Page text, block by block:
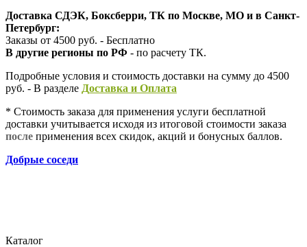
Доставка СДЭК, Боксберри, ТК по Москве, МО и в Санкт-
Петербург:
Заказы от 4500 руб. - Бесплатно
В другие регионы по РФ - по расчету ТК.
Подробные условия и стоимость доставки на сумму до 4500
руб. - В разделе Доставка и Оплата
* Стоимость заказа для применения услуги бесплатной
доставки учитывается исходя из итоговой стоимости заказа
после применения всех скидок, акций и бонусных баллов.
Добрые соседи
Каталог